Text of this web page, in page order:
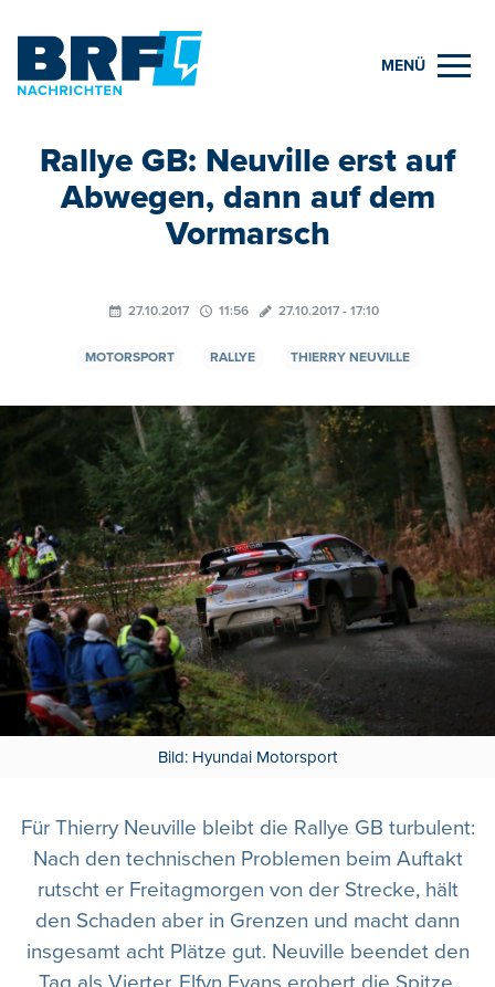
MENÜ
Rallye GB: Neuville erst auf
Abwegen, dann auf dem
Vormarsch
27.10.2017 11:56 27.10.2017 - 17:10
MOTORSPORT RALLYE THIERRY NEUVILLE
Bild: Hyundai Motorsport
Für Thierry Neuville bleibt die Rallye GB turbulent:
Nach den technischen Problemen beim Auftakt
rutscht er Freitagmorgen von der Strecke, hält
den Schaden aber in Grenzen und macht dann
insgesamt acht Plätze gut. Neuville beendet den